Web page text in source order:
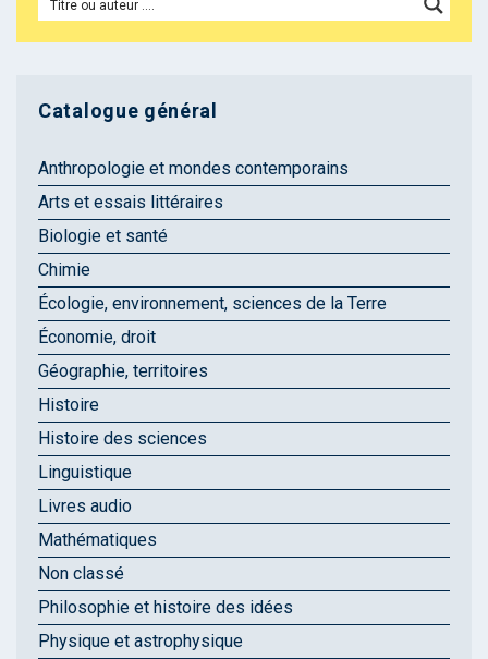
Catalogue général
Anthropologie et mondes contemporains
Arts et essais littéraires
Biologie et santé
Chimie
Écologie, environnement, sciences de la Terre
Économie, droit
Géographie, territoires
Histoire
Histoire des sciences
Linguistique
Livres audio
Mathématiques
Non classé
Philosophie et histoire des idées
Physique et astrophysique